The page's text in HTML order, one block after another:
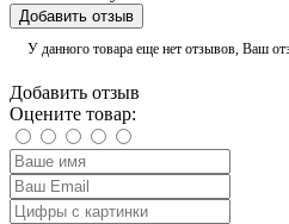
Добавить отзыв
У данного товара еще нет отзывов, Ваш
Добавить отзыв
Оцените товар: